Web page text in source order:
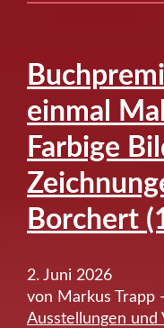
Fritz
am
Beispiel
des
Barmbek
von
Karl
einmal
Farbige
Borchert
2. Juni 2026
von Markus Trapp
Ausstellungen und